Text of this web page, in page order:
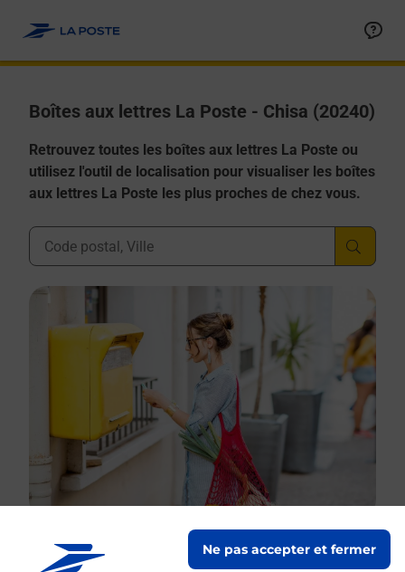
Ne pas accepter et fermer
Boîtes aux lettres La Poste - Chisa (20240)
Retrouvez toutes les boîtes aux lettres La Poste ou
utilisez l'outil de localisation pour visualiser les boîtes
aux lettres La Poste les plus proches de chez vous.
Ville, Département, Code Postal